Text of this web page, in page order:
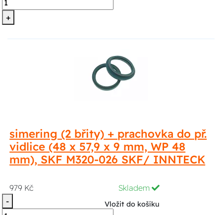
+
simering (2 břity) + prachovka do př.
vidlice (48 x 57,9 x 9 mm, WP 48
mm), SKF M320-026 SKF/ INNTECK
979 Kč
Skladem
-
Vložit do košíku